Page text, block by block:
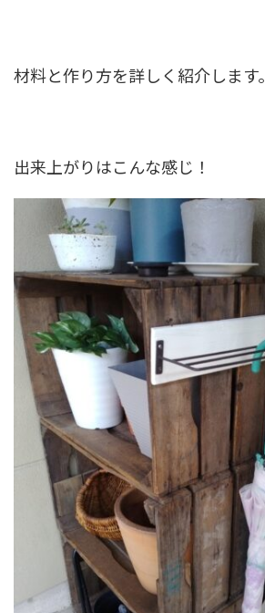
材料と作り方を詳しく紹介します。
出来上がりはこんな感じ！